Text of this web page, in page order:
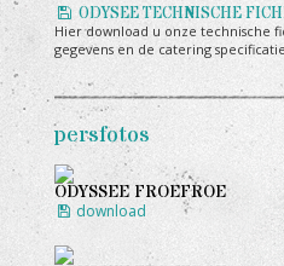
ODYSEE TECHNISCHE
Hier download u onze technische
gegevens en de catering
persfotos
ODYSSEE FROEFROE
download